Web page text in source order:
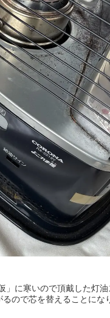
」に寒いので頂戴した灯
ので芯を替えることにな